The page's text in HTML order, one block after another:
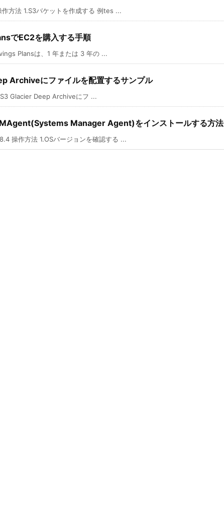
方法 1.S3バケットを作成する 例tes ...
でEC2を購入する手順
Plansは、1 年または 3 年の ...
Archiveにファイルを配置するサンプル
Glacier Deep Archiveにフ ...
Manager Agent)をインストールする方法
操作方法 1.OSバージョンを確認する ...